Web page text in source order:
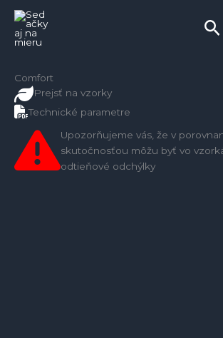
obsah
Comfort
Prejsť na vzorky
Technické parametre
Upozorňujeme vás, že v
skutočnosťou môžu byť vo
odtieňové odchýlky